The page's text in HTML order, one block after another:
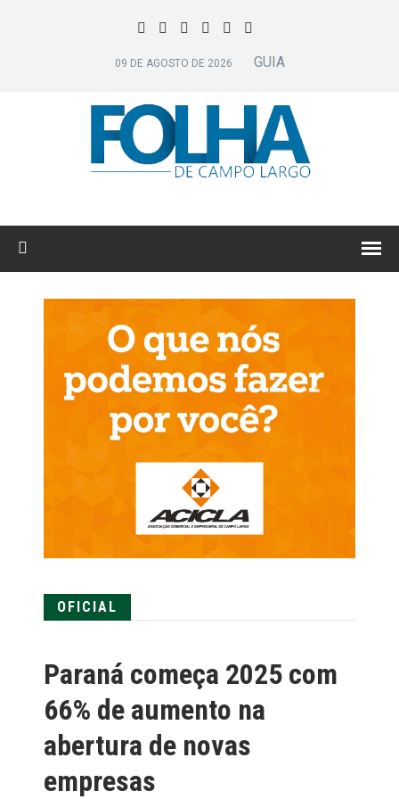
09 DE AGOSTO DE 2026 GUIA
OFICIAL
Paraná começa 2025 com
66% de aumento na
abertura de novas
empresas